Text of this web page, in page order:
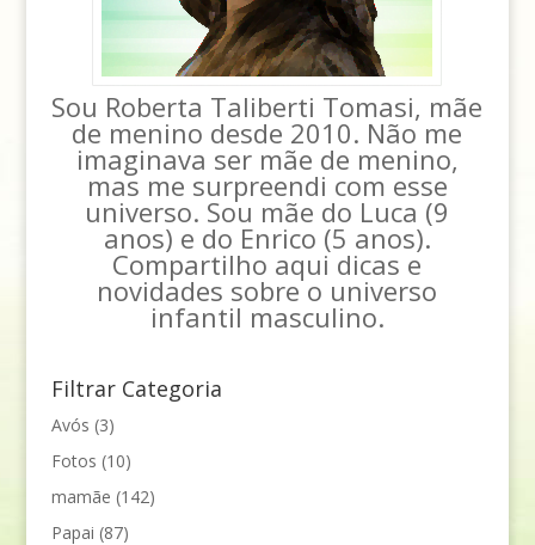
Sou Roberta Taliberti Tomasi, mãe
de menino desde 2010. Não me
imaginava ser mãe de menino,
mas me surpreendi com esse
universo. Sou mãe do Luca (9
anos) e do Enrico (5 anos).
Compartilho aqui dicas e
novidades sobre o universo
infantil masculino.
Filtrar Categoria
Avós (3)
Fotos (10)
mamãe (142)
Papai (87)